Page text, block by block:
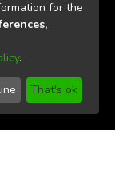
for the
.
That's ok